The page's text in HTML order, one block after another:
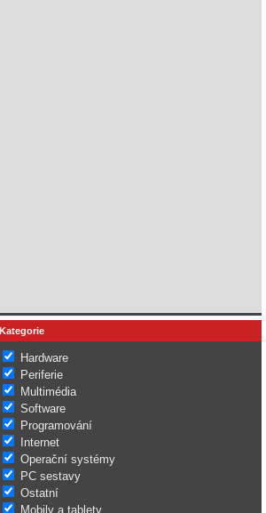
Kategorie
Hardware
Periferie
Multimédia
Software
Programování
Internet
Operační systémy
PC sestavy
Ostatní
Mobily a tablety